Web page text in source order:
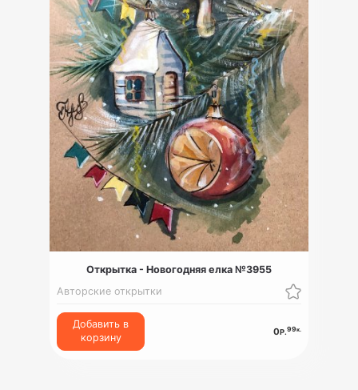
Открытка - Новогодняя елка №3955
Авторские открытки
Добавить в
корзину
0Р.99к.